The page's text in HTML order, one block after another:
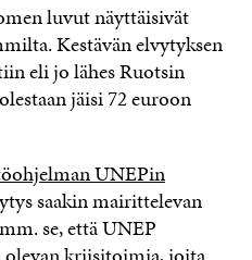
luvut näyttäisivät
Kestävän elvytyksen
eli jo lähes Ruotsin
jäisi 72 euroon
UNEPin
saakin mairittelevan
se, että UNEP